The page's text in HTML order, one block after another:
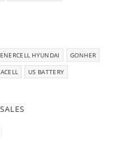
ENERCELL HYUNDAI
GONHER
US BATTERY